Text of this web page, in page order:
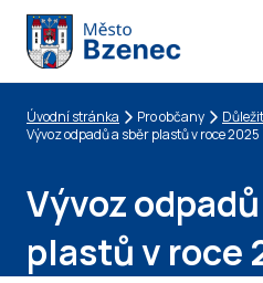
Drobečková navigace
Úvodní stránka Pro občany
Vývoz odpadů a sběr plastů v roce 2025
Vývoz
plastů v roce